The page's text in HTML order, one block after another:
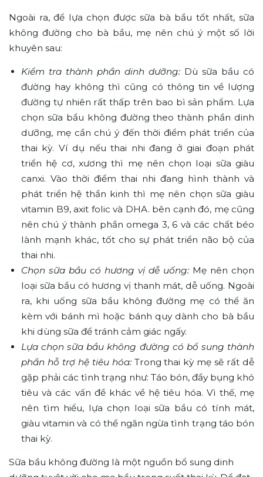
Ngoài ra, để lựa chọn được sữa bà bầu tốt nhất, sữa
không đường cho bà bầu, mẹ nên chú ý một số lời
khuyên sau:
Kiểm tra thành phần dinh dưỡng: Dù sữa bầu có
đường hay không thì cũng có thông tin về lượng
đường tự nhiên rất thấp trên bao bì sản phẩm. Lựa
chọn sữa bầu không đường theo thành phần dinh
dưỡng, mẹ cần chú ý đến thời điểm phát triển của
thai kỳ. Ví dụ nếu thai nhi đang ở giai đoạn phát
triển hệ cơ, xương thì mẹ nên chọn loại sữa giàu
canxi. Vào thời điểm thai nhi đang hình thành và
phát triển hệ thần kinh thì mẹ nên chọn sữa giàu
vitamin B9, axit folic và DHA. bên cạnh đó, mẹ cũng
nên chú ý thành phần omega 3, 6 và các chất béo
lành mạnh khác, tốt cho sự phát triển não bộ của
thai nhi.
Chọn sữa bầu có hương vị dễ uống: Mẹ nên chọn
loại sữa bầu có hương vị thanh mát, dễ uống. Ngoài
ra, khi uống sữa bầu không đường mẹ có thể ăn
kèm với bánh mì hoặc bánh quy dành cho bà bầu
khi dùng sữa để tránh cảm giác ngấy.
Lựa chọn sữa bầu không đường có bổ sung thành
phần hỗ trợ hệ tiêu hóa: Trong thai kỳ mẹ sẽ rất dễ
gặp phải các tình trạng như: Táo bón, đầy bụng khó
tiêu và các vấn đề khác về hệ tiêu hóa. Vì thế, mẹ
nên tìm hiểu, lựa chọn loại sữa bầu có tính mát,
giàu vitamin và có thể ngăn ngừa tình trạng táo bón
thai kỳ.
Sữa bầu không đường là một nguồn bổ sung dinh